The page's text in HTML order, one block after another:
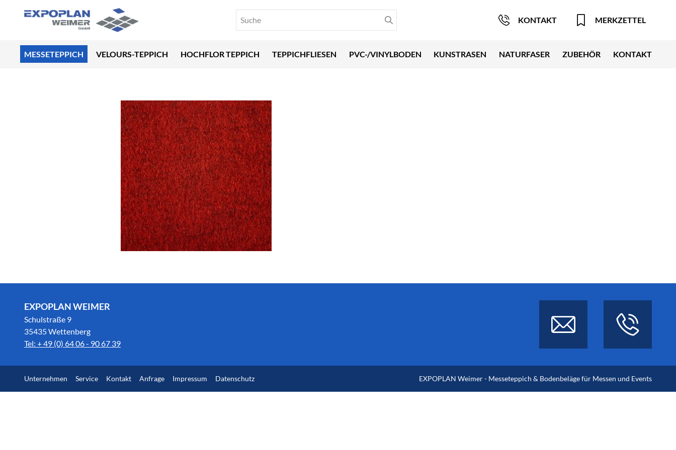
KONTAKT MERKZETTEL
MESSETEPPICH VELOURS-TEPPICH HOCHFLOR TEPPICH TEPPICHFLIESEN PVC-/VINYLBODEN KUNSTRASEN NATURFASER ZUBEHÖR KONTAKT
EXPOPLAN WEIMER
Schulstraße 9
35435 Wettenberg
Tel: + 49 (0) 64 06 - 90 67 39
Unternehmen Service Kontakt Anfrage Impressum Datenschutz EXPOPLAN Weimer - Messeteppich & Bodenbeläge für Messen und Events